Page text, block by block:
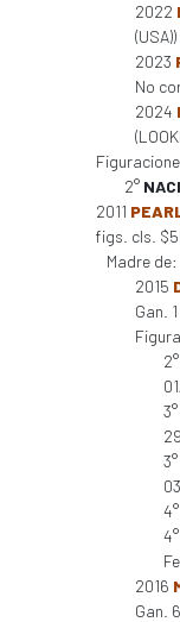
2022
2023
No
2024
2°
2011
figs. cls.
Madre de:
2015
Gan.
2°
3°
3°
4°
4°
2016
Gan.